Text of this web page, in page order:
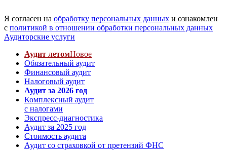
Я согласен на обработку персональных данных и ознакомлен
с политикой в отношении обработки персональных данных
Аудиторские услуги
Аудит летомНовое
Обязательный аудит
Финансовый аудит
Налоговый аудит
Аудит за 2026 год
Комплексный аудит
с налогами
Экспресс-диагностика
Аудит за 2025 год
Стоимость аудита
Аудит со страховкой от претензий ФНС